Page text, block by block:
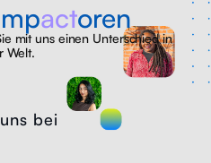
actoren
mit uns einen Unterschied in
Welt.
bei